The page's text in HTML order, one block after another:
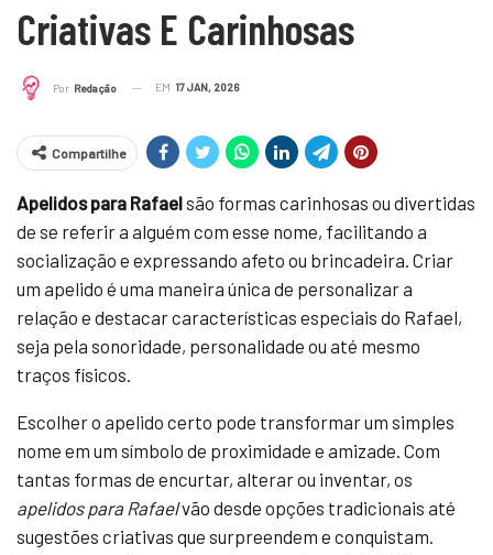
Criativas E Carinhosas
Por Redação EM 17 JAN, 2026
Compartilhe
Apelidos para Rafaelsão formas carinhosas ou divertidas
de se referir a alguém com esse nome, facilitando a
socialização e expressando afeto ou brincadeira. Criar
um apelido é uma maneira única de personalizar a
relação e destacar características especiais do Rafael,
seja pela sonoridade, personalidade ou até mesmo
traços físicos.
Escolher o apelido certo pode transformar um simples
nome em um símbolo de proximidade e amizade. Com
tantas formas de encurtar, alterar ou inventar, os
apelidos para Rafaelvão desde opções tradicionais até
sugestões criativas que surpreendem e conquistam.